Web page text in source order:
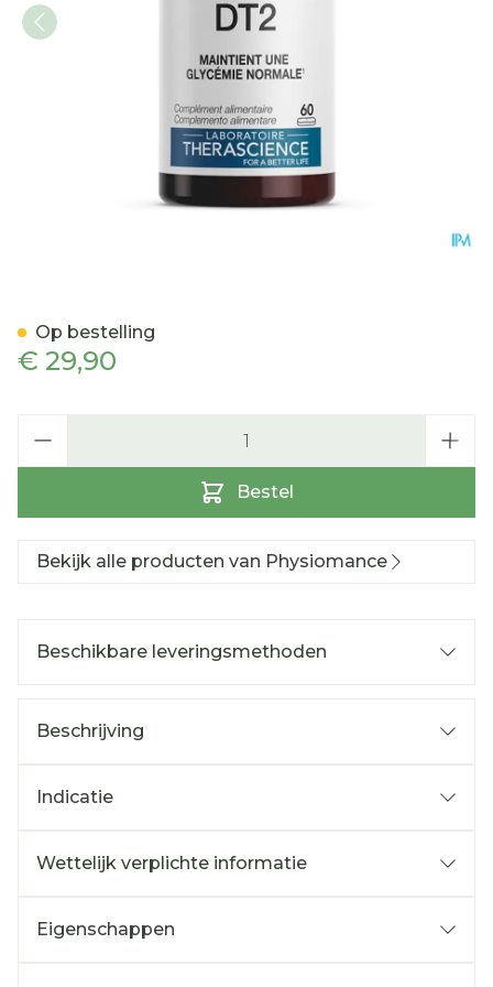
€ 29,90
Bestel
Op bestelling
Bekijk alle producten van Physiomance
Beschikbare leveringsmethoden
Beschrijving
Indicatie
Wettelijk verplichte informatie
Eigenschappen